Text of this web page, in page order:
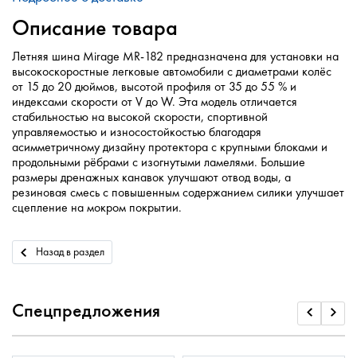
Описание товара
Летняя шина Mirage MR-182 предназначена для установки на
высокоскоростные легковые автомобили с диаметрами колёс
от 15 до 20 дюймов, высотой профиля от 35 до 55 % и
индексами скорости от V до W. Эта модель отличается
стабильностью на высокой скорости, спортивной
управляемостью и износостойкостью благодаря
асимметричному дизайну протектора с крупными блоками и
продольными рёбрами с изогнутыми ламелями. Большие
размеры дренажных канавок улучшают отвод воды, а
резиновая смесь с повышенным содержанием силики улучшает
сцепление на мокром покрытии.
Назад в раздел
Спецпредложения